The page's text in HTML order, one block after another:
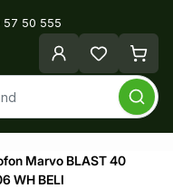
57 50 555
Marvo BLAST 40
WH BELI